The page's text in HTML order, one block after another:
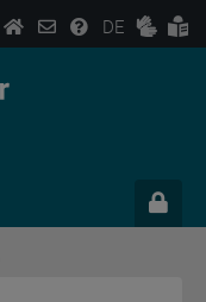
DE